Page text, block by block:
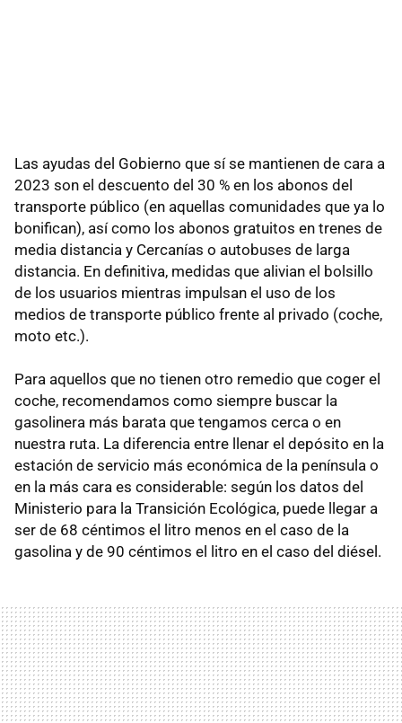
Las ayudas del Gobierno que sí se mantienen de cara a
2023 son el descuento del 30 % en los abonos del
transporte público (en aquellas comunidades que ya lo
bonifican), así como los abonos gratuitos en trenes de
media distancia y Cercanías o autobuses de larga
distancia. En definitiva, medidas que alivian el bolsillo
de los usuarios mientras impulsan el uso de los
medios de transporte público frente al privado (coche,
moto etc.).
Para aquellos que no tienen otro remedio que coger el
coche, recomendamos como siempre buscar la
gasolinera más barata que tengamos cerca o en
nuestra ruta. La diferencia entre llenar el depósito en la
estación de servicio más económica de la península o
en la más cara es considerable: según los datos del
Ministerio para la Transición Ecológica, puede llegar a
ser de 68 céntimos el litro menos en el caso de la
gasolina y de 90 céntimos el litro en el caso del diésel.